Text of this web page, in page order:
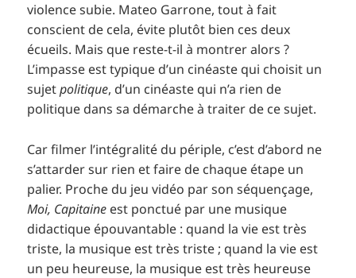
violence subie. Mateo Garrone, tout à fait
conscient de cela, évite plutôt bien ces deux
écueils. Mais que reste-t-il à montrer alors ?
L’impasse est typique d’un cinéaste qui choisit un
sujetpolitique, d’un cinéaste qui n’a rien de
politique dans sa démarche à traiter de ce sujet.
Car filmer l’intégralité du périple, c’est d’abord ne
s’attarder sur rien et faire de chaque étape un
palier. Proche du jeu vidéo par son séquençage,
Moi, Capitaine est ponctué par une musique
didactique épouvantable : quand la vie est très
triste, la musique est très triste ; quand la vie est
un peu heureuse, la musique est très heureuse